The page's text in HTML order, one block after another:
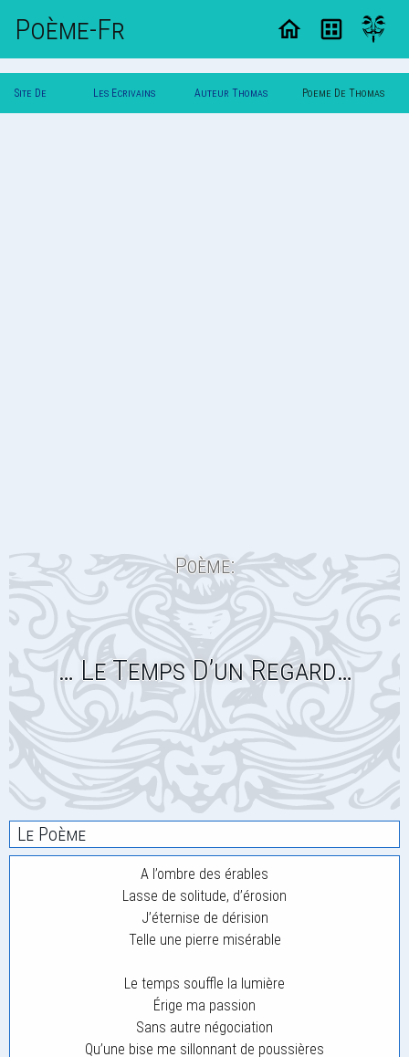
Poème-Fr
Site De Les Ecrivains Auteur Thomas Poeme De Thomas
Poème:
… Le Temps D’un Regard…
Le Poème
A l’ombre des érables
Lasse de solitude, d’érosion
J’éternise de dérision
Telle une pierre misérable
Le temps souffle la lumière
Érige ma passion
Sans autre négociation
Qu’une bise me sillonnant de poussières